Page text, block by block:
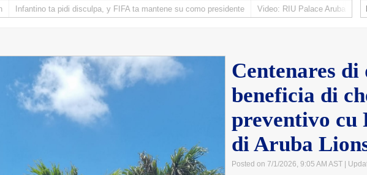
Infantino ta pidi disculpa, y FIFA ta mantene su como presidente Video: RIU Palace Aruba ta eleva
Centenares di
beneficia di
preventivo cu
di Aruba
Posted on 7/1/2026, 9:05 AM AST |